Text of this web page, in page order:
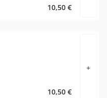
10,50 €
10,50 €
+